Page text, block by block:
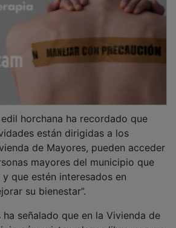
están dirigidas a los
de Mayores, pueden acceder
mayores del municipio que
que estén interesados en
su bienestar”.
aún existen plazas libres y para